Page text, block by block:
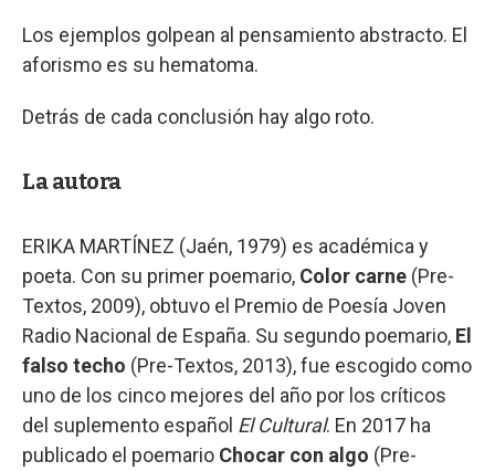
Los ejemplos golpean al pensamiento abstracto. El
aforismo es su hematoma.
Detrás de cada conclusión hay algo roto.
La autora
ERIKA MARTÍNEZ (Jaén, 1979) es académica y
poeta. Con su primer poemario, Color carne (Pre-
Textos, 2009), obtuvo el Premio de Poesía Joven
Radio Nacional de España. Su segundo poemario, El
falso techo (Pre-Textos, 2013), fue escogido como
uno de los cinco mejores del año por los críticos
del suplemento español El Cultural. En 2017 ha
publicado el poemario Chocar con algo (Pre-